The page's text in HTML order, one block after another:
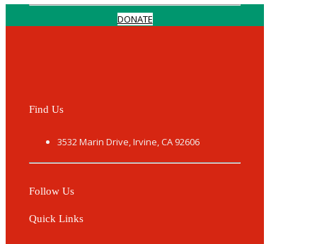
DONATE
Find Us
3532 Marin Drive, Irvine, CA 92606
Follow Us
Quick Links